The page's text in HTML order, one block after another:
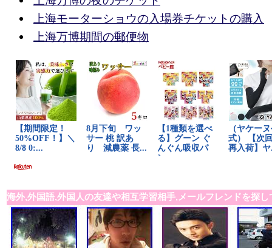
上海モーターショウの入場券チケットの購入
上海万博期間の郵便物
海外,外国語,外国人の友達や相互学習相手,メールフレンドを探し